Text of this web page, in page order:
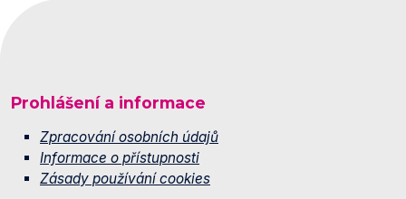
Prohlášení a informace
Zpracování osobních údajů
Informace o přístupnosti
Zásady používání cookies